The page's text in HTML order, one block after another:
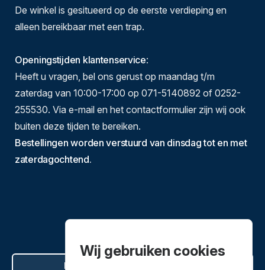
De winkel is gesitueerd op de eerste verdieping en
alleen bereikbaar met een trap.
Openingstijden klantenservice:
Heeft u vragen, bel ons gerust op maandag t/m
zaterdag van 10:00-17:00 op 071-5140892 of 0252-
255530. Via e-mail en het contactformulier zijn wij ook
buiten deze tijden te bereiken.
Bestellingen worden verstuurd van dinsdag tot en met
zaterdagochtend.
Hier de overeenkomst ontbinden
Wij gebruiken cookies